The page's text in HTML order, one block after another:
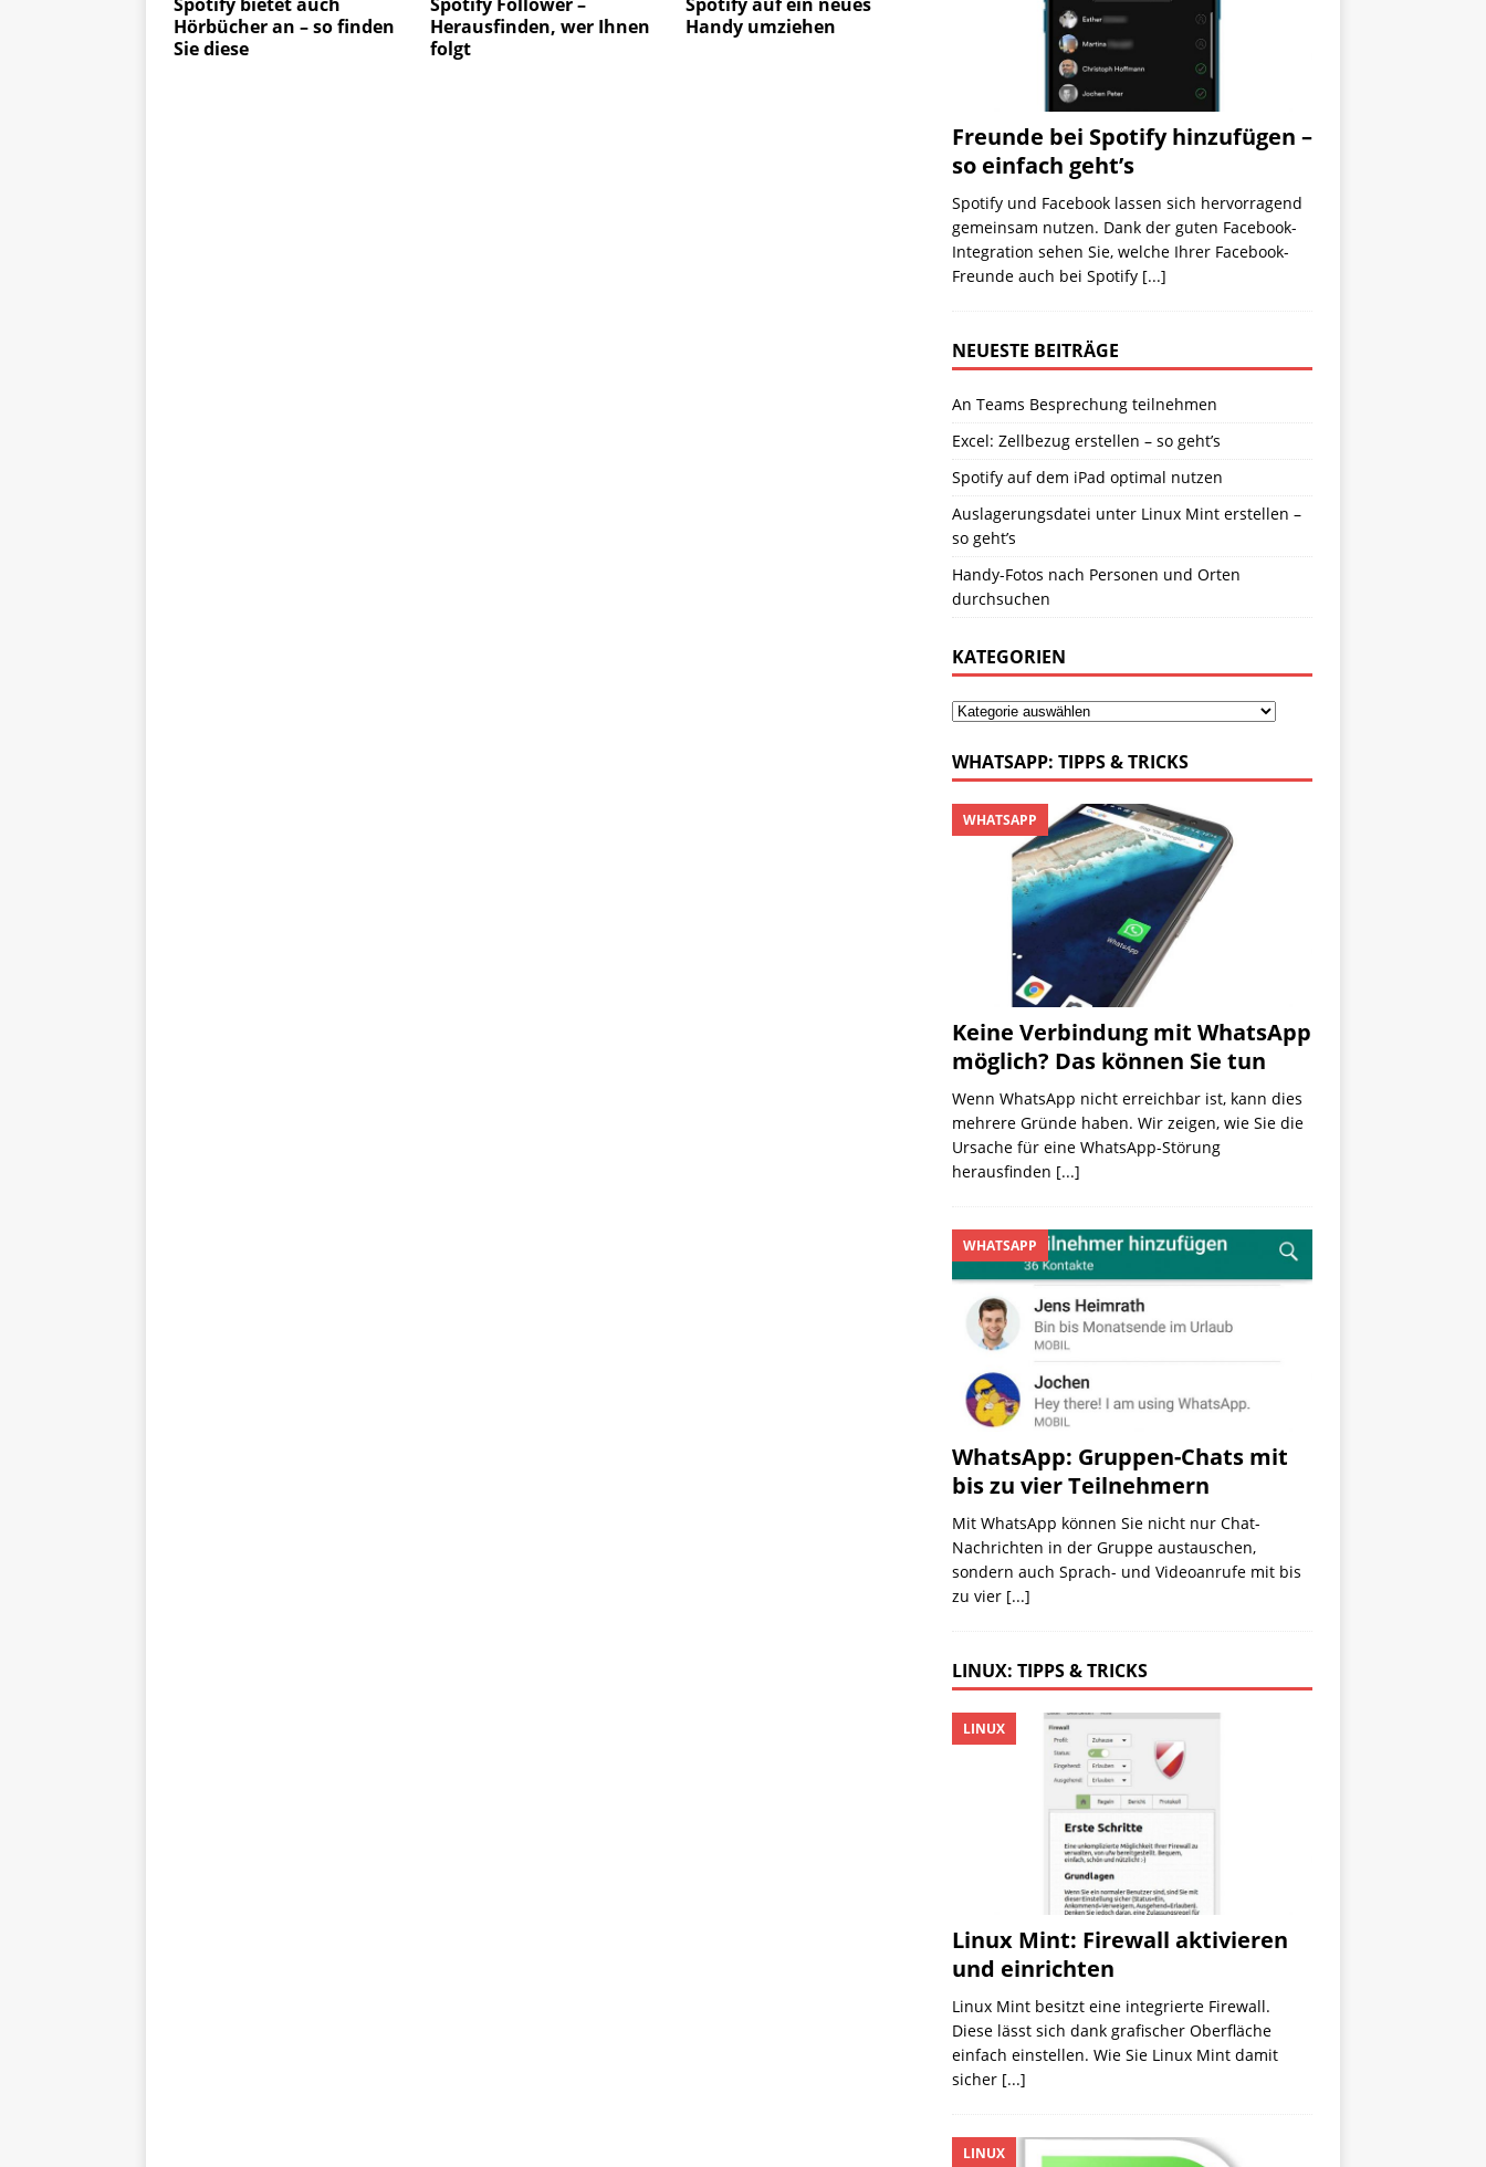
Hörbücher an – so finden
Sie diese
Herausfinden, wer Ihnen
folgt
Handy umziehen
Freunde bei Spotify hinzufügen –
so einfach geht’s
Spotify und Facebook lassen sich hervorragend
gemeinsam nutzen. Dank der guten Facebook-
Integration sehen Sie, welche Ihrer Facebook-
Freunde auch bei Spotify [...]
NEUESTE BEITRÄGE
An Teams Besprechung teilnehmen
Excel: Zellbezug erstellen – so geht’s
Spotify auf dem iPad optimal nutzen
Auslagerungsdatei unter Linux Mint erstellen –
so geht’s
Handy-Fotos nach Personen und Orten
durchsuchen
KATEGORIEN
WHATSAPP: TIPPS & TRICKS
Keine Verbindung mit WhatsApp
möglich? Das können Sie tun
WHATSAPP
Wenn WhatsApp nicht erreichbar ist, kann dies
mehrere Gründe haben. Wir zeigen, wie Sie die
Ursache für eine WhatsApp-Störung
herausfinden [...]
WhatsApp: Gruppen-Chats mit
bis zu vier Teilnehmern
WHATSAPP
Mit WhatsApp können Sie nicht nur Chat-
Nachrichten in der Gruppe austauschen,
sondern auch Sprach- und Videoanrufe mit bis
zu vier [...]
LINUX: TIPPS & TRICKS
Linux Mint: Firewall aktivieren
und einrichten
LINUX
Linux Mint besitzt eine integrierte Firewall.
Diese lässt sich dank grafischer Oberfläche
einfach einstellen. Wie Sie Linux Mint damit
sicher [...]
LINUX